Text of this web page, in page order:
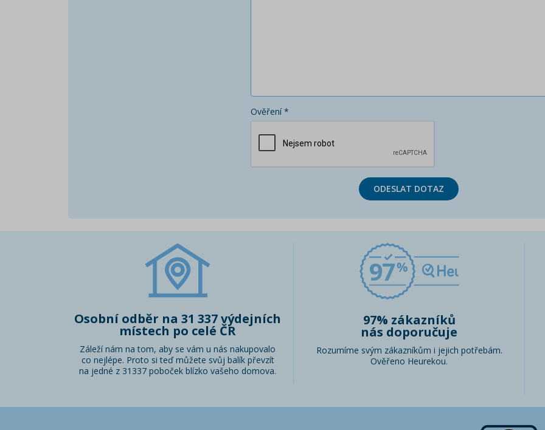
Ověření *
ODESLAT DOTAZ
Osobní odběr na 31 337 výdejních
místech po celé ČR
Záleží nám na tom, aby se vám u nás nakupovalo
co nejlépe. Proto si teď můžete svůj balík převzít
na jedné z 31337 poboček blízko vašeho domova.
97
97% zákazníků
nás doporučuje
Rozumíme svým zákazníkům i jejich potřebám.
Ověřeno Heurekou.